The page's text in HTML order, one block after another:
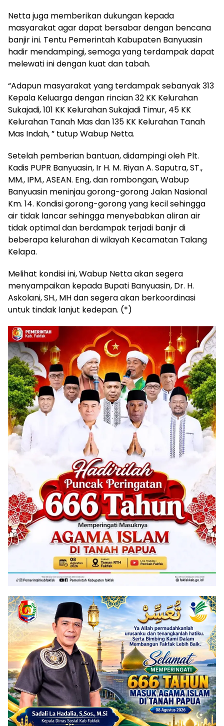
Netta juga memberikan dukungan kepada
masyarakat agar dapat bersabar dengan bencana
banjir ini. Tentu Pemerintah Kabupaten Banyuasin
hadir mendampingi, semoga yang terdampak dapat
melewati ini dengan kuat dan tabah.
“Adapun masyarakat yang terdampak sebanyak 313
Kepala Keluarga dengan rincian 32 KK Kelurahan
Sukajadi, 101 KK Kelurahan Sukajadi Timur, 45 KK
Kelurahan Tanah Mas dan 135 KK Kelurahan Tanah
Mas Indah, ” tutup Wabup Netta.
Setelah pemberian bantuan, didampingi oleh Plt.
Kadis PUPR Banyuasin, Ir H. M. Riyan A. Saputra, ST.,
MM., IPM., ASEAN. Eng, dan rombongan, Wabup
Banyuasin meninjau gorong-gorong Jalan Nasional
Km. 14. Kondisi gorong-gorong yang kecil sehingga
air tidak lancar sehingga menyebabkan aliran air
tidak optimal dan berdampak terjadi banjir di
beberapa kelurahan di wilayah Kecamatan Talang
Kelapa.
Melihat kondisi ini, Wabup Netta akan segera
menyampaikan kepada Bupati Banyuasin, Dr. H.
Askolani, SH., MH dan segera akan berkoordinasi
untuk tindak lanjut kedepan. (*)